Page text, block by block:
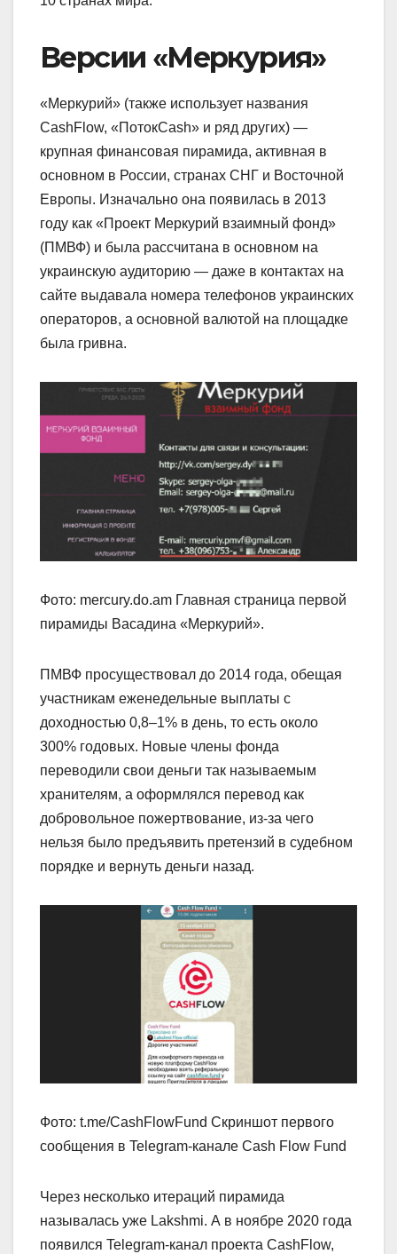
Версии «Меркурия»
«Меркурий» (также использует названия
CashFlow, «ПотокCash» и ряд других) —
крупная финансовая пирамида, активная в
основном в России, странах СНГ и Восточной
Европы. Изначально она появилась в 2013
году как «Проект Меркурий взаимный фонд»
(ПМВФ) и была рассчитана в основном на
украинскую аудиторию — даже в контактах на
сайте выдавала номера телефонов украинских
операторов, а основной валютой на площадке
была гривна.
Фото: mercury.do.am Главная страница первой
пирамиды Васадина «Меркурий».
ПМВФ просуществовал до 2014 года, обещая
участникам еженедельные выплаты с
доходностью 0,8–1% в день, то есть около
300% годовых. Новые члены фонда
переводили свои деньги так называемым
хранителям, а оформлялся перевод как
добровольное пожертвование, из-за чего
нельзя было предъявить претензий в судебном
порядке и вернуть деньги назад.
Фото: t.me/CashFlowFund Скриншот первого
сообщения в Telegram-канале Cash Flow Fund
Через несколько итераций пирамида
называлась уже Lakshmi. А в ноябре 2020 года
появился Telegram-канал проекта CashFlow,